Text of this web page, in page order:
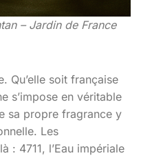
– Jardin de France
Qu’elle soit française
s’impose en véritable
sa propre fragrance y
Les
: 4711, l’Eau impériale